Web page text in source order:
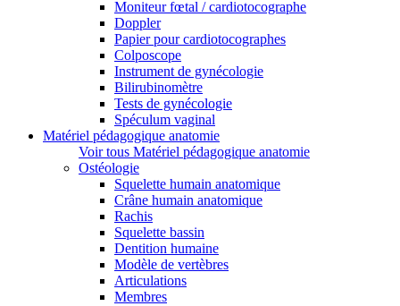
Moniteur fœtal / cardiotocographe
Doppler
Papier pour cardiotocographes
Colposcope
Instrument de gynécologie
Bilirubinomètre
Tests de gynécologie
Spéculum vaginal
Matériel pédagogique anatomie
Voir tous Matériel pédagogique anatomie
Ostéologie
Squelette humain anatomique
Crâne humain anatomique
Rachis
Squelette bassin
Dentition humaine
Modèle de vertèbres
Articulations
Membres